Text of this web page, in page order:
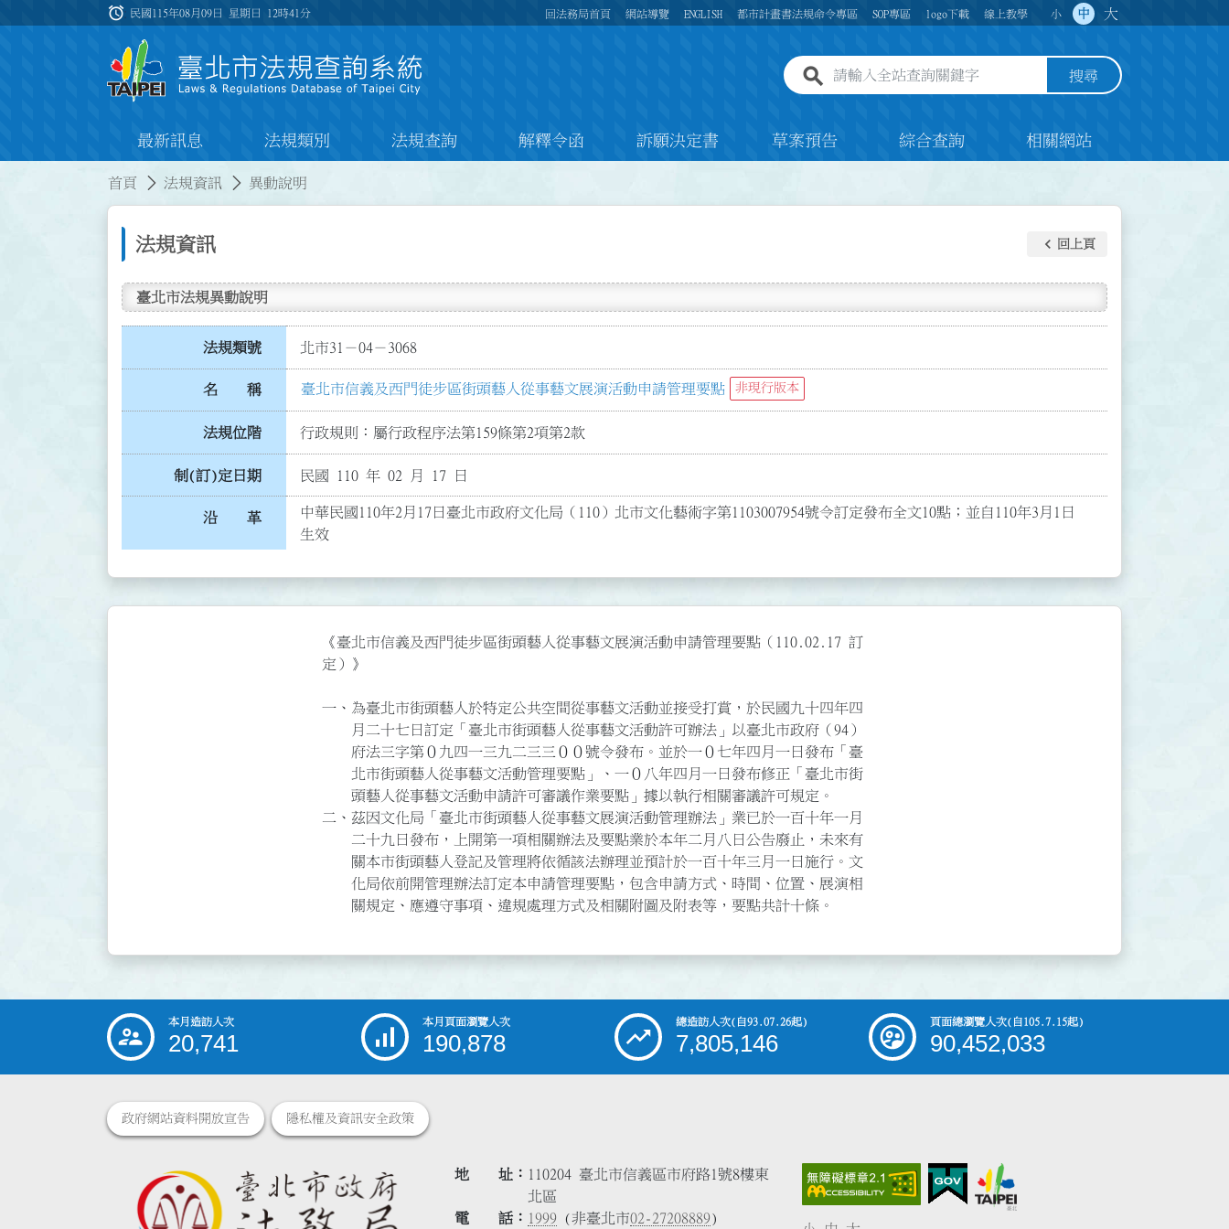
:::
alarm 民國115年08月09日 星期日 12時41分 回法務局首頁 網站導覽 ENGLISH 都市計畫書法規命令專區 SOP專區 logo下載 線上教學 小 中 大
全站查詢關鍵字欄位 搜尋
最新訊息 法規類別 法規查詢 解釋令函 訴願決定書 草案預告 綜合查詢 相關網站
首頁 法規資訊 異動說明
法規資訊 keyboard_arrow_left 回上頁
臺北市法規異動說明
法規類號 北市31－04－3068
名 稱 臺北市信義及西門徒步區街頭藝人從事藝文展演活動申請管理要點 非現行版本
法規位階 行政規則：屬行政程序法第159條第2項第2款
制(訂)定日期 民國 110 年 02 月 17 日
沿 革
中華民國110年2月17日臺北市政府文化局（110）北市文化藝術字第1103007954號令訂定發布全文10點；並自110年3月1日
生效
《臺北市信義及西門徒步區街頭藝人從事藝文展演活動申請管理要點（110.02.17 訂
定）》
一、為臺北市街頭藝人於特定公共空間從事藝文活動並接受打賞，於民國九十四年四
二、茲因文化局「臺北市街頭藝人從事藝文展演活動管理辦法」業已於一百十年一月
    關規定、應遵守事項、違規處理方式及相關附圖及附表等，要點共計十條。
::: 本月造訪人次
20,741
本月頁面瀏覽人次
190,878
總造訪人次(自93.07.26起)
7,805,146
頁面總瀏覽人次(自105.7.15起)
90,452,033
政府網站資料開放宣告 隱私權及資訊安全政策
地 址
110204 臺北市信義區市府路1號8樓東
北區
電 話
1999 (非臺北市02-27208889)